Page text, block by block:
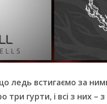
ледь встигаємо за
три гурти, і всі з них –